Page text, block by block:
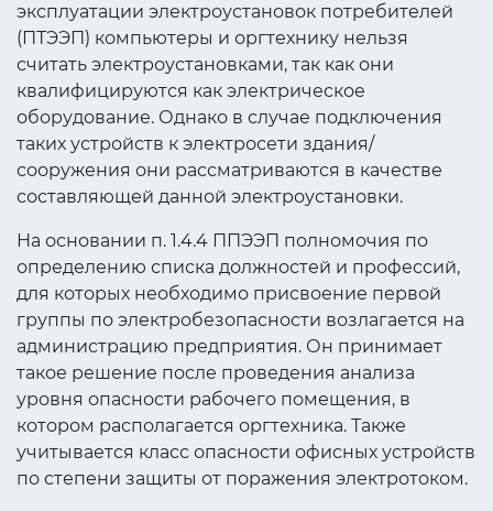
эксплуатации электроустановок потребителей
(ПТЭЭП) компьютеры и оргтехнику нельзя
считать электроустановками, так как они
квалифицируются как электрическое
оборудование. Однако в случае подключения
таких устройств к электросети здания/
сооружения они рассматриваются в качестве
составляющей данной электроустановки.
На основании п. 1.4.4 ППЭЭП полномочия по
определению списка должностей и профессий,
для которых необходимо присвоение первой
группы по электробезопасности возлагается на
администрацию предприятия. Он принимает
такое решение после проведения анализа
уровня опасности рабочего помещения, в
котором располагается оргтехника. Также
учитывается класс опасности офисных устройств
по степени защиты от поражения электротоком.